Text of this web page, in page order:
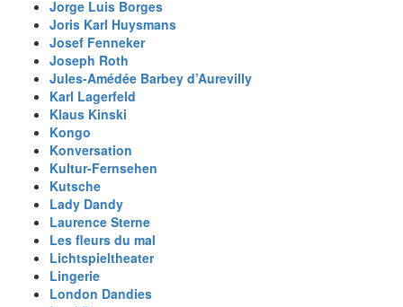
Jorge Luis Borges
Joris Karl Huysmans
Josef Fenneker
Joseph Roth
Jules-Amédée Barbey d’Aurevilly
Karl Lagerfeld
Klaus Kinski
Kongo
Konversation
Kultur-Fernsehen
Kutsche
Lady Dandy
Laurence Sterne
Les fleurs du mal
Lichtspieltheater
Lingerie
London Dandies